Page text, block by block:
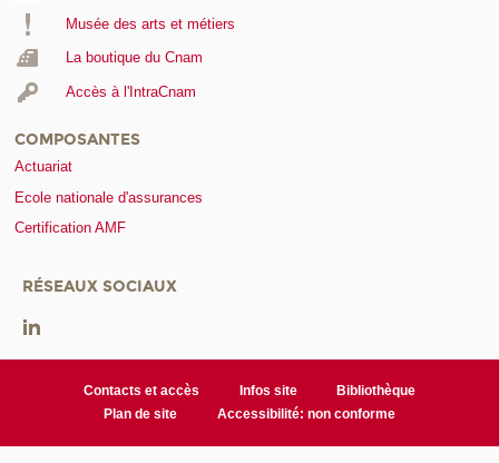
Musée des arts et métiers
La boutique du Cnam
Accès à l'IntraCnam
COMPOSANTES
Actuariat
Ecole nationale d'assurances
Certification AMF
RÉSEAUX SOCIAUX
Contacts et accès Infos site
Bibliothèque
Plan de site
Accessibilité: non conforme